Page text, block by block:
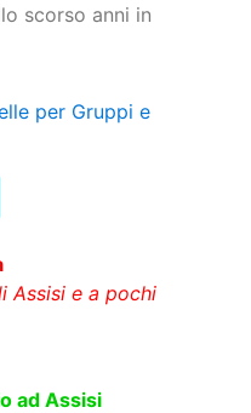
scorso anni in
per Gruppi e
Assisi e a pochi
ad Assisi